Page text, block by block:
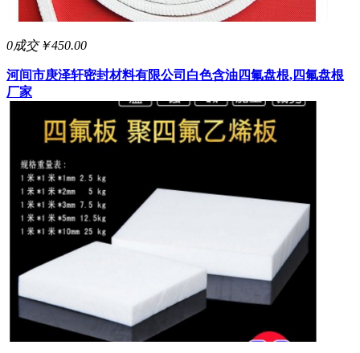
0成交￥450.00
河间市庚泽轩密封材料有限公司 白色含油四氟盘根,四氟盘根
厂家